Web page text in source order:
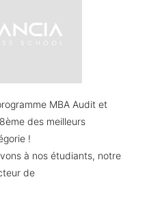
MBA Audit et
des meilleurs
!
à nos étudiants, notre
de